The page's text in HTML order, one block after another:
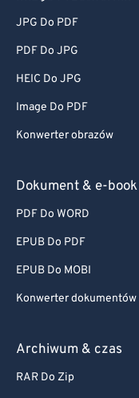
JPG Do PDF
PDF Do JPG
HEIC Do JPG
Image Do PDF
Konwerter obrazów
Dokument & e-book
PDF Do WORD
EPUB Do PDF
EPUB Do MOBI
Konwerter dokumentów
Archiwum & czas
RAR Do Zip